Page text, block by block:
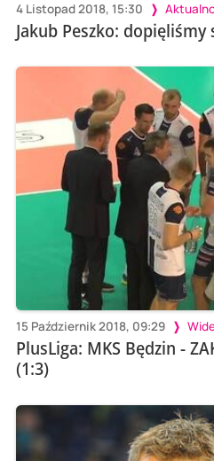
4 Listopad 2018, 15:30
Jakub Peszko: dopięliśmy
15 Październik 2018, 09:29
PlusLiga: MKS Będzin -
(1:3)